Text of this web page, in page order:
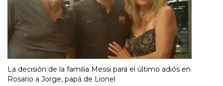
La decisión de la familia Messi para el último adiós en
Rosario a Jorge, papá de Lionel